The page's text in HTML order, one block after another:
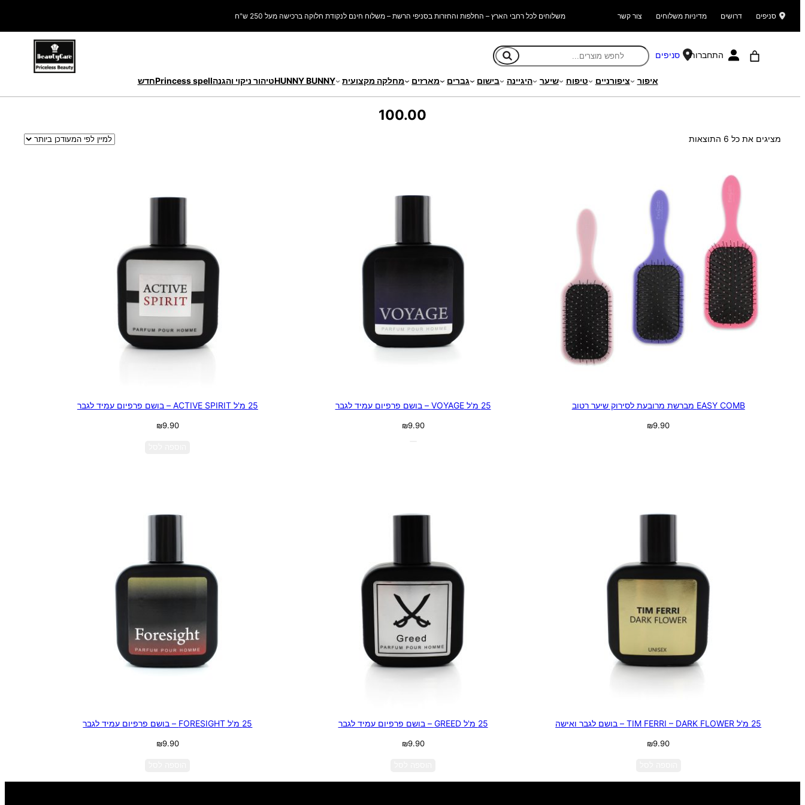
סניפים דרושים מדיניות משלוחים צור קשר משלוחים לכל רחבי הארץ – החלפות והחזרות בסניפי הרשת – משלוח חינם לנקודת חלוקה ברכישה מעל 250 ש"ח
התחברות סניפים
איפור ציפורניים טיפוח שיער היגיינה בישום גברים מארזים מחלקה מקצועית HUNNY BUNNYטיהור ניקוי והגנהPrincess spellחדש
100.00
מציגים את כל ⁦6⁩ התוצאות
ממוין
EASY COMB מברשת מרובעת לסירוק שיער רטוב
₪9.90
25 מ'ל VOYAGE – בושם פרפיום עמיד לגבר
₪9.90
25 מ'ל ACTIVE SPIRIT – בושם פרפיום עמיד לגבר
₪9.90
25 מ'ל TIM FERRI – DARK FLOWER – בושם לגבר ואישה
₪9.90
25 מ'ל GREED – בושם פרפיום עמיד לגבר
₪9.90
25 מ'ל FORESIGHT – בושם פרפיום עמיד לגבר
₪9.90